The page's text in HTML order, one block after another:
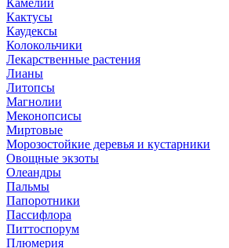
Камелии
Кактусы
Каудексы
Колокольчики
Лекарственные растения
Лианы
Литопсы
Магнолии
Меконопсисы
Миртовые
Морозостойкие деревья и кустарники
Овощные экзоты
Олеандры
Пальмы
Папоротники
Пассифлора
Питтоспорум
Плюмерия